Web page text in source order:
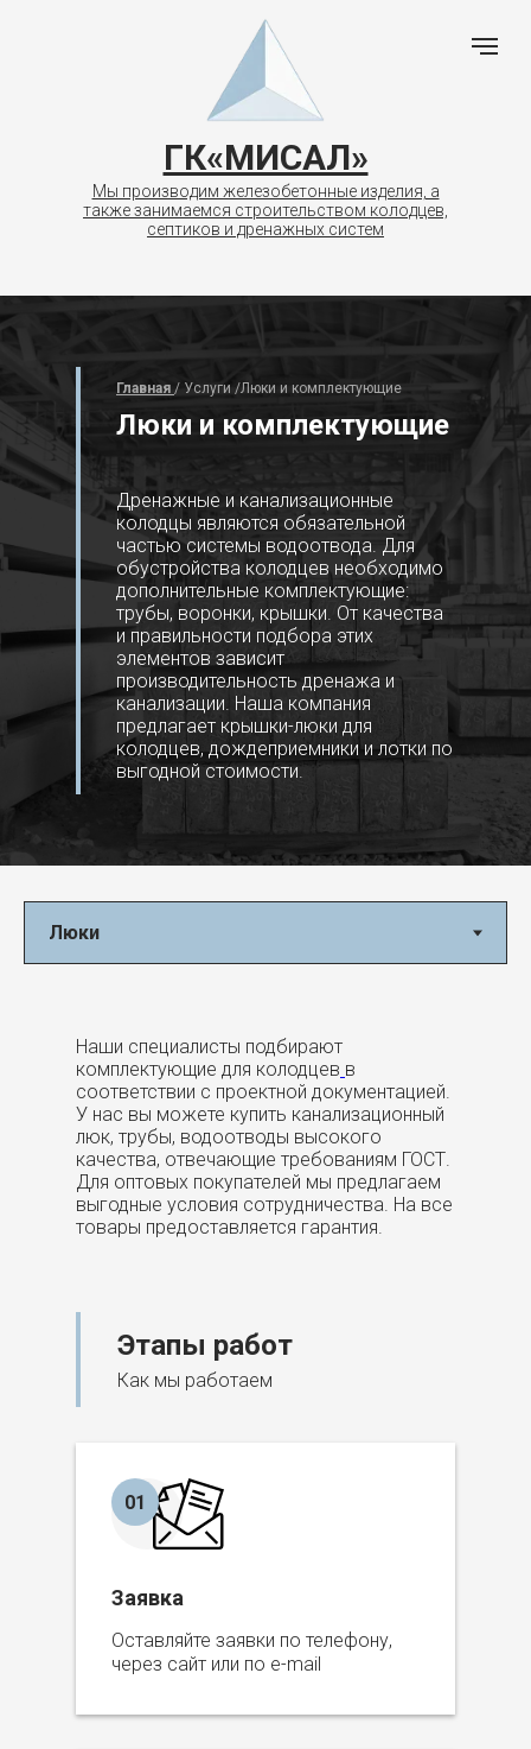
Мы производим железобетонные изделия, а
также занимаемся строительством колодцев,
септиков и дренажных систем
ГК«МИСАЛ»
Люки и комплектующие
Главная / Услуги /Люки и комплектующие
Дренажные и канализационные
колодцы являются обязательной
частью системы водоотвода. Для
обустройства колодцев необходимо
дополнительные комплектующие:
трубы, воронки, крышки. От качества
и правильности подбора этих
элементов зависит
производительность дренажа и
канализации. Наша компания
предлагает крышки-люки для
колодцев, дождеприемники и лотки по
выгодной стоимости.
Наши специалисты подбирают
комплектующие для колодцев в
соответствии с проектной документацией.
У нас вы можете купить канализационный
люк, трубы, водоотводы высокого
качества, отвечающие требованиям ГОСТ.
Для оптовых покупателей мы предлагаем
выгодные условия сотрудничества. На все
товары предоставляется гарантия.
Этапы работ
Как мы работаем
Оставляйте заявки по телефону,
через сайт или по e-mail
Заявка
01